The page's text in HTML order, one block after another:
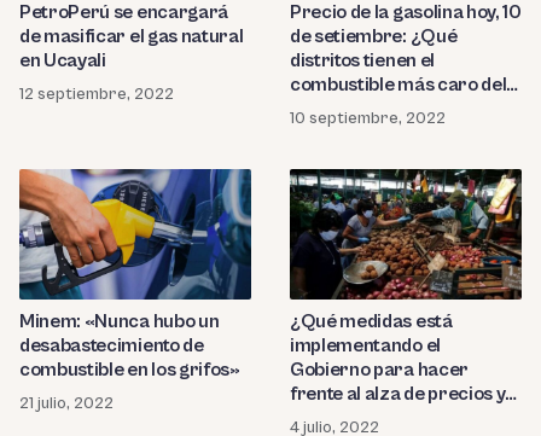
PetroPerú se encargará
de masificar el gas natural
en Ucayali
12 septiembre, 2022
Precio de la gasolina hoy, 10
de setiembre: ¿Qué
distritos tienen el
combustible más caro del
Perú?
10 septiembre, 2022
Minem: «Nunca hubo un
desabastecimiento de
combustible en los grifos»
21 julio, 2022
¿Qué medidas está
implementando el
Gobierno para hacer
frente al alza de precios y
combustibles?
4 julio, 2022